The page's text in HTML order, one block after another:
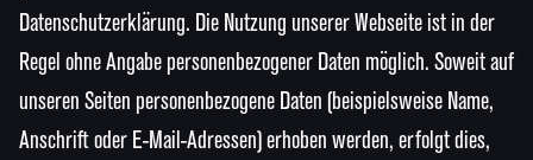
Datenschutzerklärung. Die Nutzung unserer Webseite ist in der
Regel ohne Angabe personenbezogener Daten möglich. Soweit auf
unseren Seiten personenbezogene Daten (beispielsweise Name,
Anschrift oder E-Mail-Adressen) erhoben werden, erfolgt dies,